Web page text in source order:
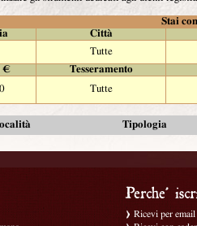
Stai
Città
Tutte
€
Tesseramento
Tutte
Tipologia
Ricevi per